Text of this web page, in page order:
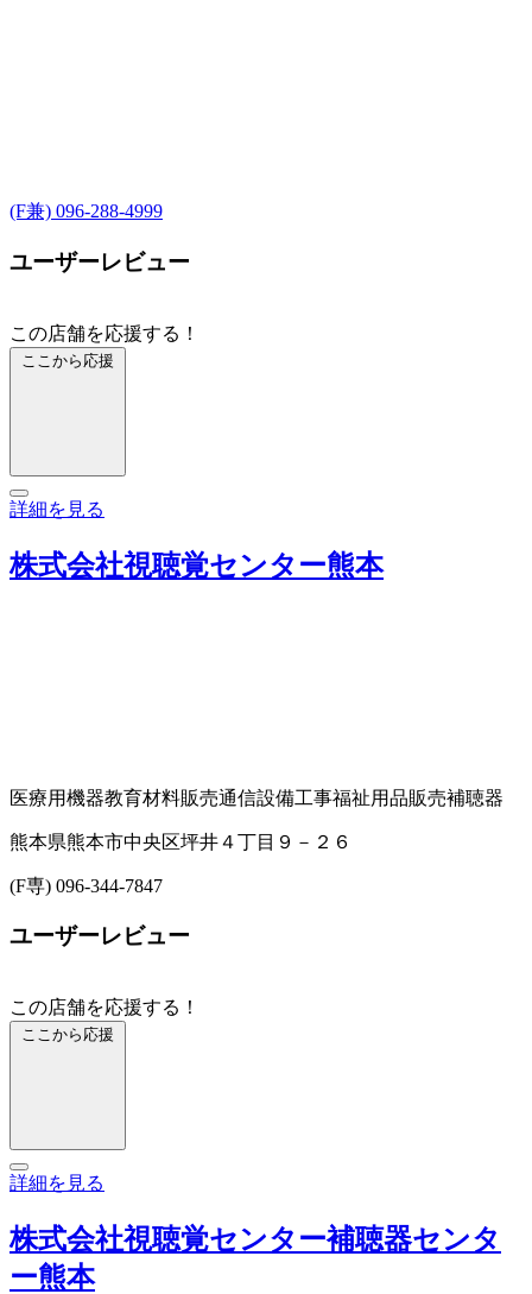
(F兼) 096-288-4999
ユーザーレビュー
この店舗を応援する！
ここから応援
詳細を見る
株式会社視聴覚センター熊本
医療用機器教育材料販売通信設備工事福祉用品販売補聴器
熊本県熊本市中央区坪井４丁目９－２６
(F専) 096-344-7847
ユーザーレビュー
この店舗を応援する！
ここから応援
詳細を見る
株式会社視聴覚センター補聴器センタ
ー熊本